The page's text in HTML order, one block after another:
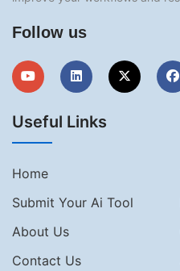
Follow us
Useful Links
Home
Submit Your Ai Tool
About Us
Contact Us